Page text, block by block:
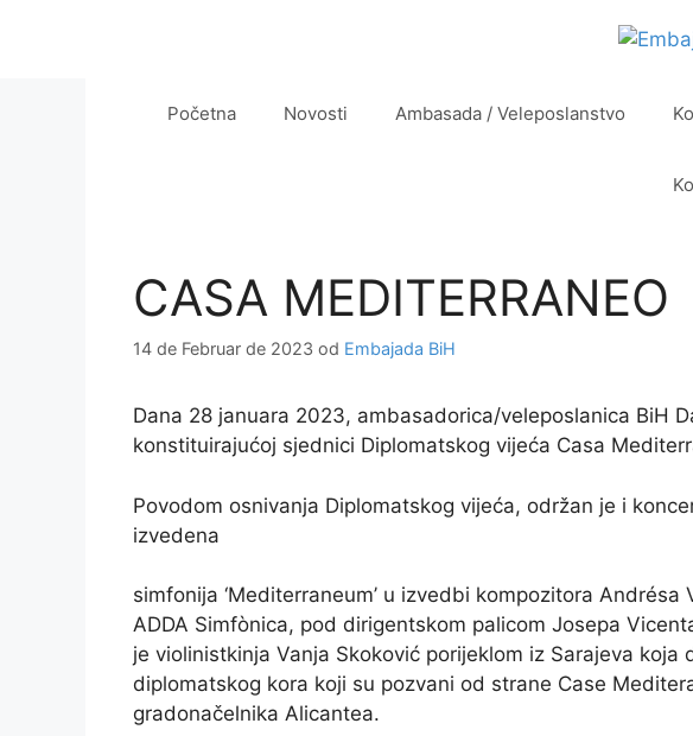
Početna Novosti Ambasada / Veleposlanstvo
CASA MEDITERRANEO
14 de Februar de 2023 od Embajada BiH
Dana 28 januara 2023, ambasadorica/veleposlanica BiH
konstituirajućoj sjednici Diplomatskog vijeća Casa
Povodom osnivanja Diplomatskog vijeća, održan je i
izvedena
simfonija ‘Mediterraneum’ u izvedbi kompozitora
ADDA Simfònica, pod dirigentskom palicom Josepa
je violinistkinja Vanja Skoković porijeklom iz Sarajeva koja
diplomatskog kora koji su pozvani od strane Case
gradonačelnika Alicantea.